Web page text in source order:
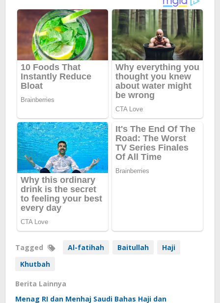
Tagged Al-fatihah Baitullah
Haji
Khutbah
Berita Lainnya
Menag RI dan Menhaj Saudi Bahas Haji dan